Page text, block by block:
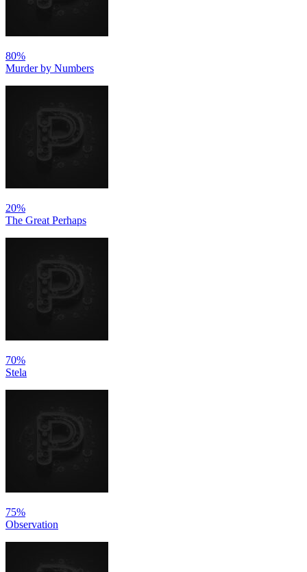
80%
Murder by Numbers
20%
The Great Perhaps
70%
Stela
75%
Observation